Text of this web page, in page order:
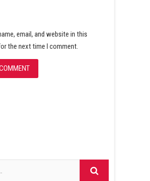
email, and website in this
the next time I comment.